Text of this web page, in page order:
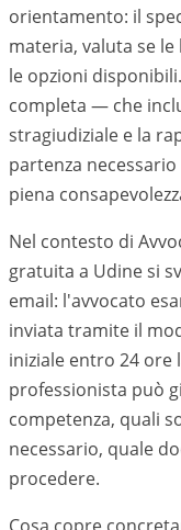
orientamento: il
materia, valuta se
le opzioni
completa — che
stragiudiziale e la
partenza
piena
Nel contesto di
gratuita a Udinesi
email: l'avvocato
inviata tramite il
iniziale entro 24 ore
professionista può
competenza, quali
necessario, quale
procedere.